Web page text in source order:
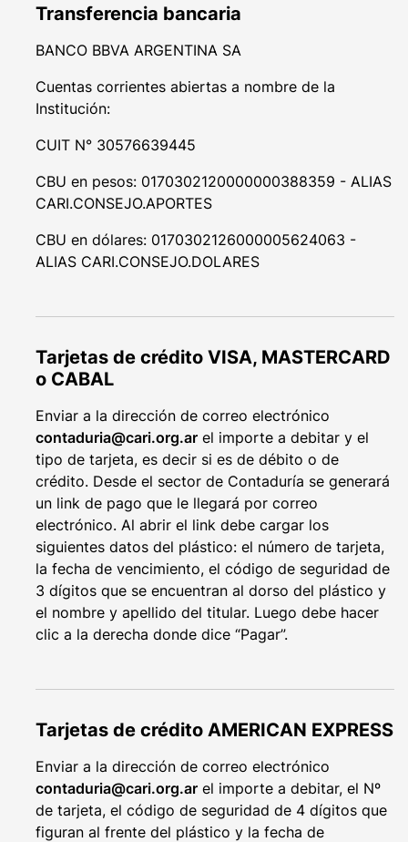
Transferencia bancaria
BANCO BBVA ARGENTINA SA
Cuentas corrientes abiertas a nombre de la
Institución:
CUIT N° 30576639445
CBU en pesos: 0170302120000000388359 - ALIAS
CARI.CONSEJO.APORTES
CBU en dólares: 0170302126000005624063 -
ALIAS CARI.CONSEJO.DOLARES
Tarjetas de crédito VISA, MASTERCARD
o CABAL
Enviar a la dirección de correo electrónico
contaduria@cari.org.ar el importe a debitar y el
tipo de tarjeta, es decir si es de débito o de
crédito. Desde el sector de Contaduría se generará
un link de pago que le llegará por correo
electrónico. Al abrir el link debe cargar los
siguientes datos del plástico: el número de tarjeta,
la fecha de vencimiento, el código de seguridad de
3 dígitos que se encuentran al dorso del plástico y
el nombre y apellido del titular. Luego debe hacer
clic a la derecha donde dice “Pagar”.
Tarjetas de crédito AMERICAN EXPRESS
Enviar a la dirección de correo electrónico
contaduria@cari.org.ar el importe a debitar, el Nº
de tarjeta, el código de seguridad de 4 dígitos que
figuran al frente del plástico y la fecha de